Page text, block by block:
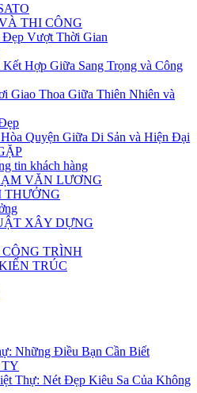
THI CÔNG
Vượt Thời Gian
Hợp Giữa Sang Trọng và Công
Giao Thoa Giữa Thiên Nhiên và
Quyện Giữa Di Sản và Hiện Đại
tin khách hàng
VĂN LƯƠNG
THƯỞNG
XÂY DỰNG
TRÌNH
TRÚC
Những Điều Bạn Cần Biết
Thự: Nét Đẹp Kiêu Sa Của Không